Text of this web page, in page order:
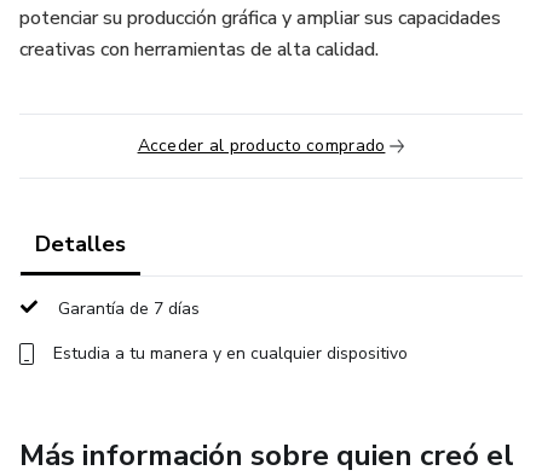
potenciar su producción gráfica y ampliar sus capacidades
creativas con herramientas de alta calidad.
Acceder al producto comprado
Detalles
Garantía de 7 días
Estudia a tu manera y en cualquier dispositivo
Más información sobre quien creó el